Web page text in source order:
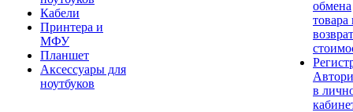
Кабели
Принтера и
МФУ
Планшет
Аксессуары для
ноутбуков
обмена
товара
в